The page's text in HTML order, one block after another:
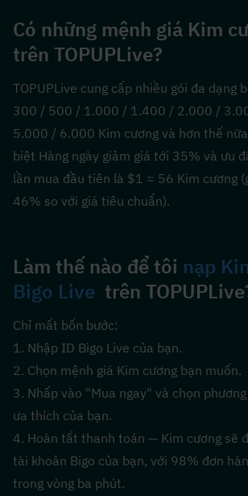
Có những mệnh giá Kim
trên TOPUPLive?
TOPUPLive cung cấp nhiều gói đa dạng
300 / 500 / 1.000 / 1.400 / 2.000 /
5.000 / 6.000 Kim cương và hơn thế
biệt Hàng ngày giảm giá tới 35% và ưu
lần mua đầu tiên là $1 ≈ 56 Kim cương
46% so với giá tiêu chuẩn).
Làm thế nào để tôi nạp
Bigo Live
trên
Chỉ mất bốn bước:
1. Nhập ID Bigo Live của bạn.
2. Chọn mệnh giá Kim cương bạn muốn.
3. Nhấp vào "Mua ngay" và chọn
ưa thích của bạn.
4. Hoàn tất thanh toán — Kim cương sẽ
tài khoản Bigo của bạn, với 98% đơn
trong vòng ba phút.